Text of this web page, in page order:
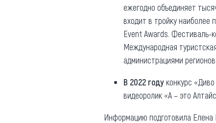
ежегодно объединяет
входит в тройку наиболее
Event Awards. Фестиваль-
Международная
администрациями
В 2022 годуконкурс
видеоролик «А – это
Информацию подготовила Елена